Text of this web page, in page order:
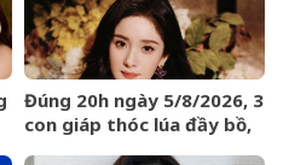
Đúng 20h ngày 5/8/2026, 3
con giáp thóc lúa đầy bồ,